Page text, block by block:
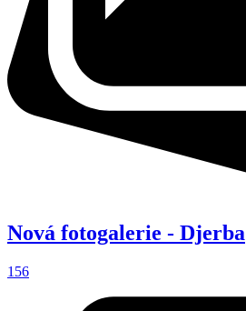
Nová fotogalerie - Djerba
156